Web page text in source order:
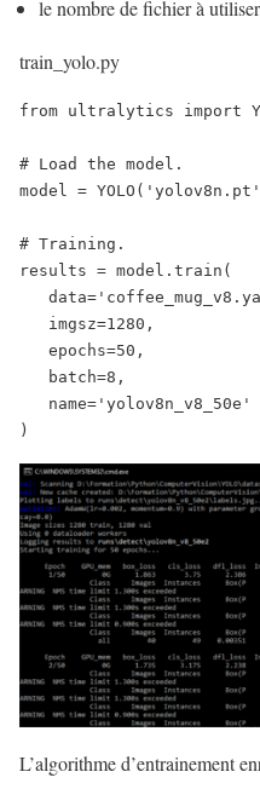
le nombre de fichier à
train_yolo.py
from ultralytics import
# Load the model.
model =
# Training.
results = model.train(
   imgsz=1280,
   epochs=50,
   batch=8,
   name='yolov8n_v8_50e'
L’algorithme d’entrainement